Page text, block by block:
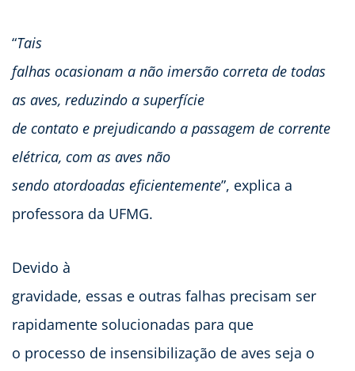
“Tais
falhas ocasionam a não imersão correta de todas
as aves, reduzindo a superfície
de contato e prejudicando a passagem de corrente
elétrica, com as aves não
sendo atordoadas eficientemente”, explica a
professora da UFMG.
Devido à
gravidade, essas e outras falhas precisam ser
rapidamente solucionadas para que
o processo de insensibilização de aves seja o